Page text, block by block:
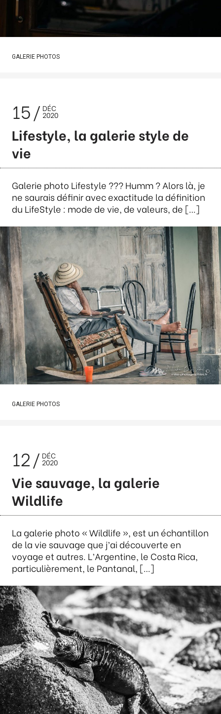
GALERIE PHOTOS
15 DÉC
2020
Lifestyle, la galerie style de
vie
Galerie photo Lifestyle ??? Humm ? Alors là, je
ne saurais définir avec exactitude la définition
du LifeStyle : mode de vie, de valeurs, de […]
GALERIE PHOTOS
12 DÉC
2020
Vie sauvage, la galerie
Wildlife
La galerie photo « Wildlife », est un échantillon
de la vie sauvage que j’ai découverte en
voyage et autres. L’Argentine, le Costa Rica,
particulièrement, le Pantanal, […]